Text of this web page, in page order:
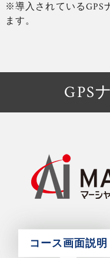
※導入されているGPS
ます。
GPS
コース画面説明